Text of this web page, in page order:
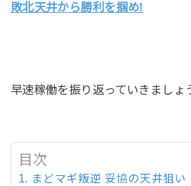
敗北天井から勝利を掴め!
早速稼働を振り返っていきましょ
目次
まどマギ叛逆 妥協の天井狙い